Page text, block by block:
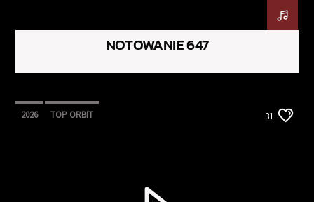
NOTOWANIE 647
2026 TOP ORBIT 31